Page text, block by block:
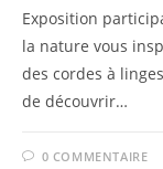
Exposition
la nature vous
des cordes à
de découvrir…
0 COMMENTAIRE